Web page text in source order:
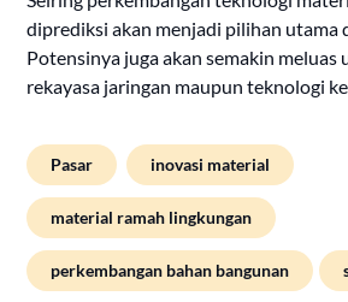
diprediksi akan menjadi pilihan utama
Potensinya juga akan semakin meluas
rekayasa jaringan maupun teknologi
Pasar inovasi material
material ramah lingkungan
perkembangan bahan bangunan